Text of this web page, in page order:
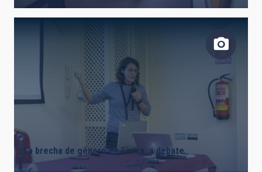
LÍNEAS IACTEC
ASTROFÍSICAS
La brecha de género en Física, a debate